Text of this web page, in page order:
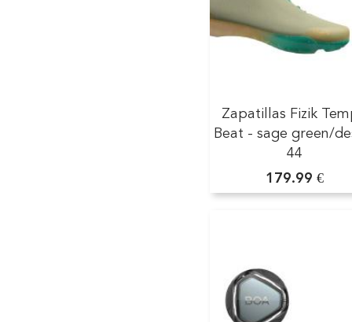
Zapatillas Fizik
Beat - sage green/
44
179.99 €